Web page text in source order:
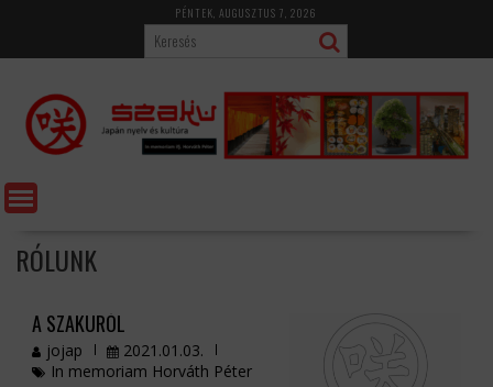
content
PÉNTEK, AUGUSZTUS 7, 2026
RÓLUNK
A SZAKURÓL
jojap
2021.01.03.
In memoriam Horváth Péter